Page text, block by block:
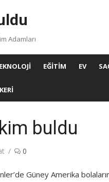
Adamları
EĞITIM EV
buldu
0
Güney Amerika